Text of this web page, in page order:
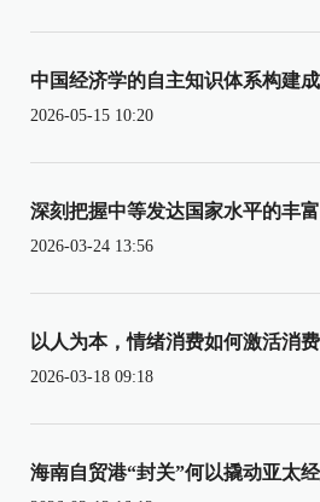
中国经济学的自主知识体系构建
2026-05-15 10:20
深刻把握中等发达国家水平的丰
2026-03-24 13:56
以人为本，情绪消费如何激活消
2026-03-18 09:18
海南自贸港“封关”何以撬动亚太